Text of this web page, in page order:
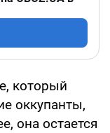
который
оккупанты,
она остается